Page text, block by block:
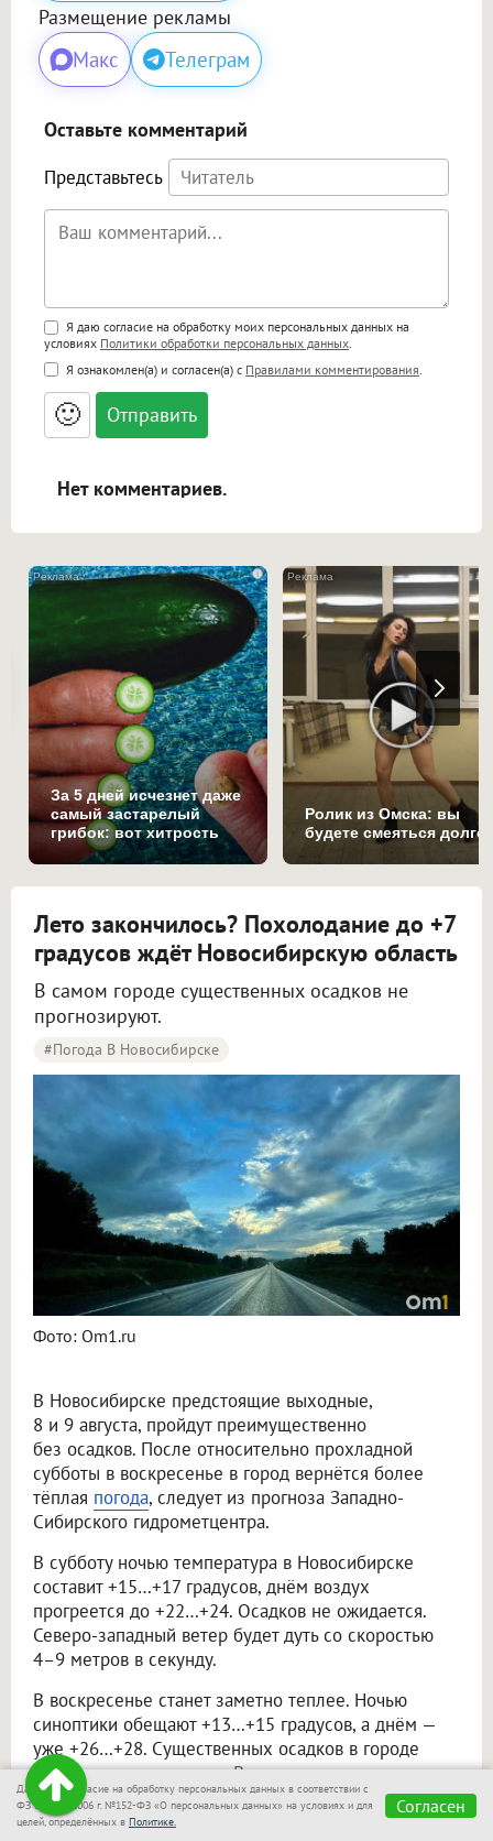
Размещение рекламы
Макс Телеграм
Оставьте комментарий
Представьтесь
Поддержка HTML
<b>, <strong>, <u>, <i>, <em>, <s>, <big>,
<small>, <sup>, <sub>, <pre>, <ul>, <ol>, <li>,
<blockquote>, <code> экранирует HTML,
адреса URL автоматически становятся
ссылками, и [img]адрес[/img] будет
Я даю согласие на обработку моих персональных данных на
условиях Политики обработки персональных данных
Я ознакомлен(а) и согласен(а) с Правилами комментирования
🙂
Нет комментариев.
i
За 5 дней исчезнет даже
самый застарелый
грибок: вот хитрость
Ролик из Омска: вы
будете смеяться долго
Лето закончилось? Похолодание до +7
градусов ждёт Новосибирскую область
В самом городе существенных осадков не
прогнозируют.
#Погода В Новосибирске
Фото: Om1.ru
В Новосибирске предстоящие выходные,
8 и 9 августа, пройдут преимущественно
без осадков. После относительно прохладной
субботы в воскресенье в город вернётся более
тёплая погода, следует из прогноза Западно-
Сибирского гидрометцентра.
В субботу ночью температура в Новосибирске
составит +15…+17 градусов, днём воздух
прогреется до +22…+24. Осадков не ожидается.
Северо-западный ветер будет дуть со скоростью
4–9 метров в секунду.
В воскресенье станет заметно теплее. Ночью
синоптики обещают +13…+15 градусов, а днём —
уже +26…+28. Существенных осадков в городе
также не прогнозируют. Ветер сменится
на западный: ночью его скорость составит 3–
8 метров в секунду, днём — 5–10 метров в секунду.
Даю своё согласие на обработку персональных данных в соответствии с
ФЗ от 27.07.2006 г. №152-ФЗ «О персональных данных» на условиях и для
целей, определённых в Политике.
Согласен